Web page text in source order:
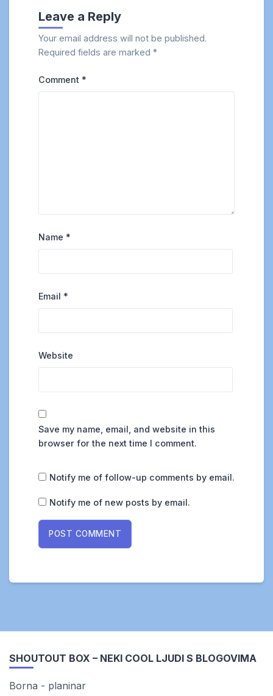
Leave a Reply
Your email address will not be published.
Required fields are marked *
Comment *
Name *
Email *
Website
Save my name, email, and website in this
browser for the next time I comment.
Notify me of follow-up comments by email.
Notify me of new posts by email.
SHOUTOUT BOX – NEKI COOL LJUDI S BLOGOVIMA
Borna - planinar